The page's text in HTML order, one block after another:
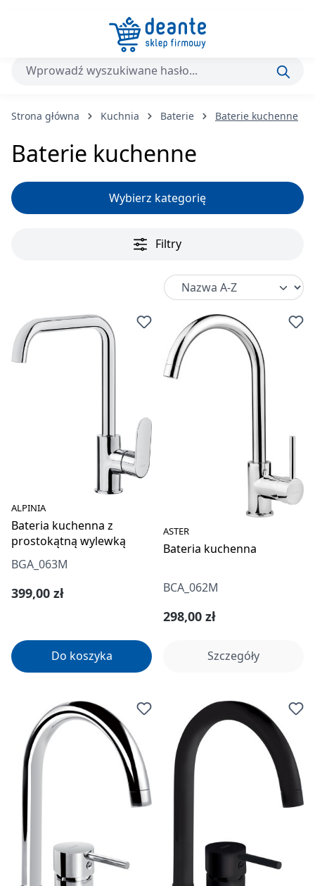
Przejdź do głównej zawartości
Strona główna Kuchnia Baterie Baterie kuchenne
Baterie kuchenne
Wybierz kategorię
Filtry
ALPINIA
Bateria kuchenna z
prostokątną wylewką
BGA_063M
Cena regularna:
399,00 zł
Do koszyka
ASTER
Bateria kuchenna
BCA_062M
Cena regularna:
298,00 zł
Szczegóły